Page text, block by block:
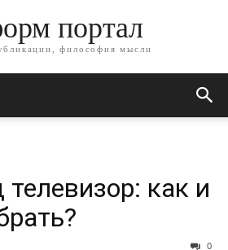
портал
философия мысли
как и
0